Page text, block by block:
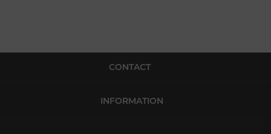
CONTACT
INFORMATION